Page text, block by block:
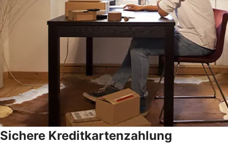
Sichere Kreditkartenzahlung